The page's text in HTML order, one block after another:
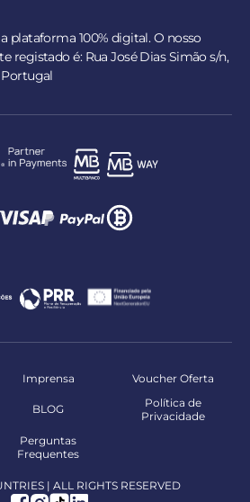
plataforma 100% digital. O nosso
registado é: Rua José Dias Simão s/n,
Portugal
Imprensa Voucher Oferta
BLOG
Política de
Privacidade
Perguntas
Frequentes
| ALL RIGHTS RESERVED